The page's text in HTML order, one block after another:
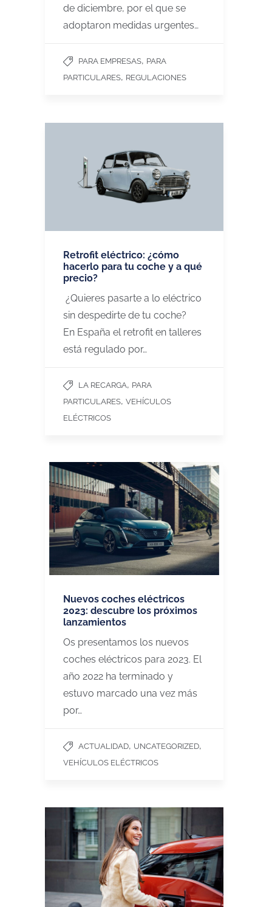
de diciembre, por el que se
adoptaron medidas urgentes…
PARA EMPRESAS, PARA
PARTICULARES, REGULACIONES
Retrofit eléctrico: ¿cómo
hacerlo para tu coche y a qué
precio?
¿Quieres pasarte a lo eléctrico
sin despedirte de tu coche?
En España el retrofit en talleres
está regulado por…
LA RECARGA, PARA
PARTICULARES, VEHÍCULOS
ELÉCTRICOS
Nuevos coches eléctricos
2023: descubre los próximos
lanzamientos
Os presentamos los nuevos
coches eléctricos para 2023. El
año 2022 ha terminado y
estuvo marcado una vez más
por…
ACTUALIDAD, UNCATEGORIZED,
VEHÍCULOS ELÉCTRICOS